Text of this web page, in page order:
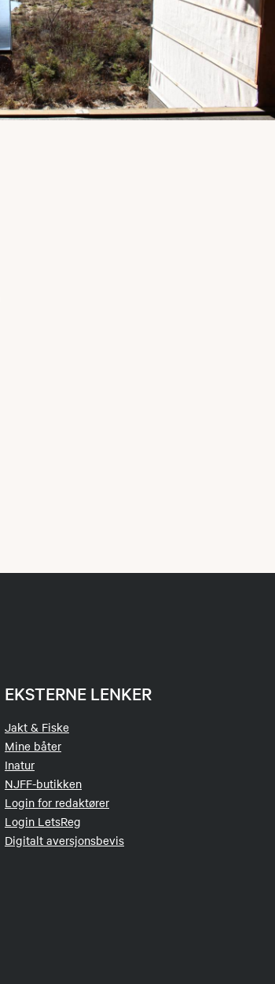
EKSTERNE LENKER
Jakt & Fiske
Mine båter
Inatur
NJFF-butikken
Login for redaktører
Login LetsReg
Digitalt aversjonsbevis